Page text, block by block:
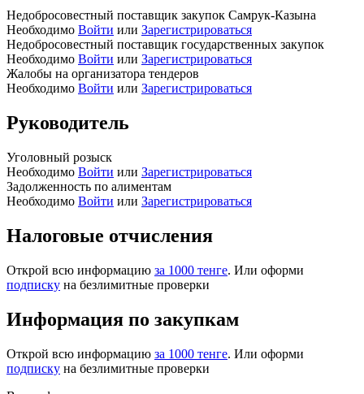
Недобросовестный поставщик закупок Самрук-Казына
Необходимо Войти или Зарегистрироваться
Недобросовестный поставщик государственных закупок
Необходимо Войти или Зарегистрироваться
Жалобы на организатора тендеров
Необходимо Войти или Зарегистрироваться
Руководитель
Уголовный розыск
Необходимо Войти или Зарегистрироваться
Задолженность по алиментам
Необходимо Войти или Зарегистрироваться
Налоговые отчисления
Открой всю информацию за 1000 тенге. Или оформи
подписку на безлимитные проверки
Информация по закупкам
Открой всю информацию за 1000 тенге. Или оформи
подписку на безлимитные проверки